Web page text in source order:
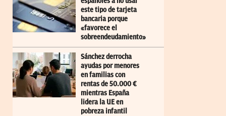
este tipo de tarjeta
bancaria porque
«favorece el
sobreendeudamiento»
Sánchez derrocha
ayudas por menores
en familias con
rentas de 50.000 €
mientras España
lidera la UE en
pobreza infantil